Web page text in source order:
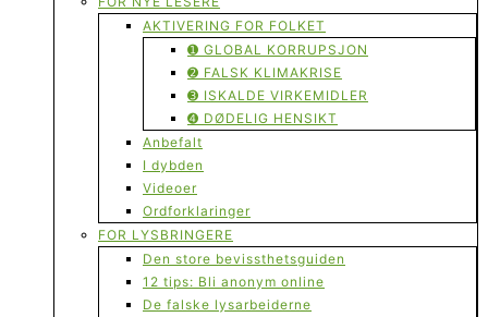
AKTIVERING FOR FOLKET
➊ GLOBAL KORRUPSJON
➋ FALSK KLIMAKRISE
➌ ISKALDE VIRKEMIDLER
➍ DØDELIG HENSIKT
Anbefalt
I dybden
Videoer
Ordforklaringer
FOR LYSBRINGERE
Den store bevissthetsguiden
12 tips: Bli anonym online
De falske lysarbeiderne